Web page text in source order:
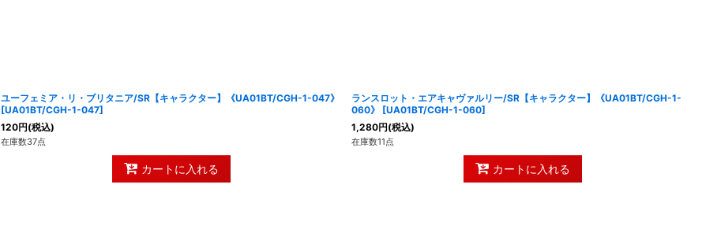
ユーフェミア・リ・ブリタニア/SR【キャラクター】《UA01BT/CGH-1-047》
[UA01BT/CGH-1-047]
120円(税込)
在庫数37点
カートに入れる
ランスロット・エアキャヴァルリー/SR【キャラクター】《UA01BT/CGH-1-
060》
[UA01BT/CGH-1-060]
1,280円(税込)
在庫数11点
カートに入れる